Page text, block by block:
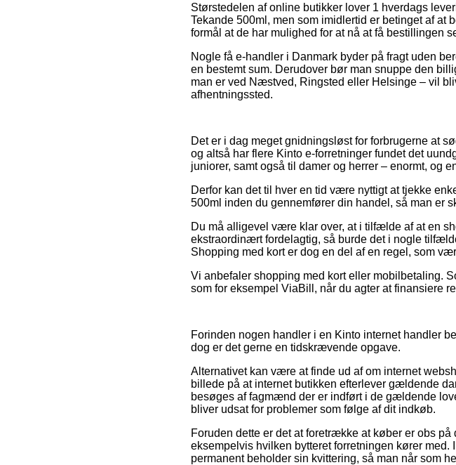
Størstedelen af online butikker lover 1 hverdags
Tekande 500ml, men som imidlertid er betinget af at
formål at de har mulighed for at nå at få bestillingen
Nogle få e-handler i Danmark byder på fragt uden
en bestemt sum. Derudover bør man snuppe den
man er ved Næstved, Ringsted eller Helsinge – vil
afhentningssted.
Det er i dag meget gnidningsløst for forbrugerne at
og altså har flere Kinto e-forretninger fundet det
juniorer, samt også til damer og herrer – enormt, og
Derfor kan det til hver en tid være nyttigt at tjekke
500ml inden du gennemfører din handel, så man er
Du må alligevel være klar over, at i tilfælde af at en
ekstraordinært fordelagtig, så burde det i nogle
Shopping med kort er dog en del af en regel, som
Vi anbefaler shopping med kort eller mobilbetaling.
som for eksempel ViaBill, når du agter at finansiere
Forinden nogen handler i en Kinto internet handler
dog er det gerne en tidskrævende opgave.
Alternativet kan være at finde ud af om internet
billede på at internet butikken efterlever gældende
besøges af fagmænd der er indført i de gældende
bliver udsat for problemer som følge af dit indkøb.
Foruden dette er det at foretrække at køber er obs
eksempelvis hvilken bytteret forretningen kører
permanent beholder sin kvittering, så man når som